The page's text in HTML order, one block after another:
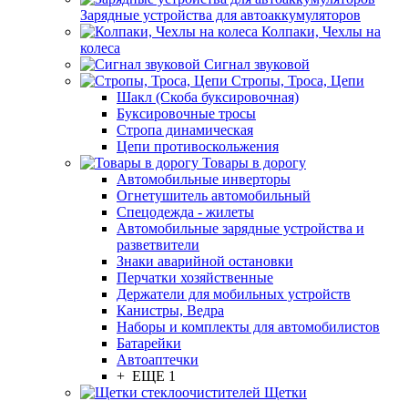
Зарядные устройства для автоаккумуляторов
Колпаки, Чехлы на
колеса
Сигнал звуковой
Стропы, Троса, Цепи
Шакл (Скоба буксировочная)
Буксировочные тросы
Стропа динамическая
Цепи противоскольжения
Товары в дорогу
Автомобильные инверторы
Огнетушитель автомобильный
Спецодежда - жилеты
Автомобильные зарядные устройства и
разветвители
Знаки аварийной остановки
Перчатки хозяйственные
Держатели для мобильных устройств
Канистры, Ведра
Наборы и комплекты для автомобилистов
Батарейки
Автоаптечки
+ ЕЩЕ 1
Щетки